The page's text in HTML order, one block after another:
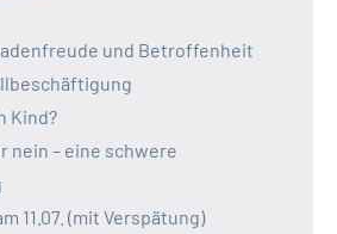
und Betroffenheit
Kind?
nein – eine schwere
11.07. (mit Verspätung)